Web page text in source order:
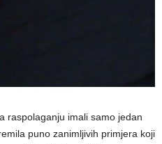
raspolaganju imali samo jedan
puno zanimljivih primjera koji